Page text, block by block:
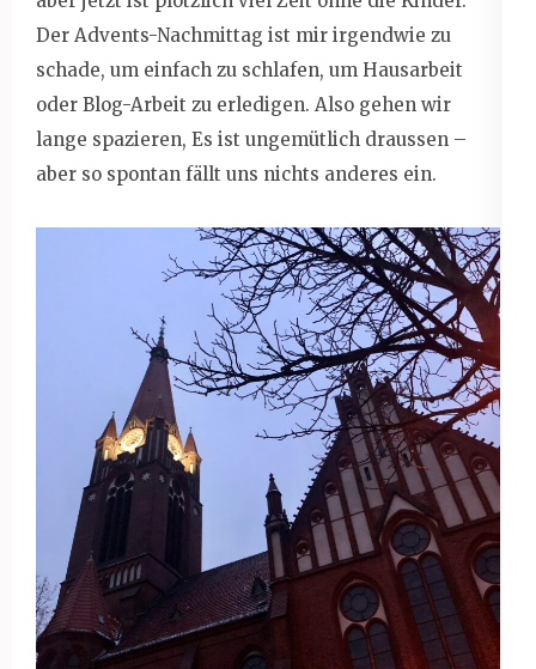
Der Advents-Nachmittag ist mir irgendwie zu
schade, um einfach zu schlafen, um Hausarbeit
oder Blog-Arbeit zu erledigen. Also gehen wir
lange spazieren, Es ist ungemütlich draussen –
aber so spontan fällt uns nichts anderes ein.